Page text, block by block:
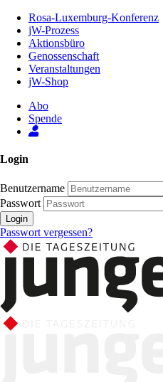
Inhalt
Seite
Rosa-Luxemburg-Konferenz
jW-Prozess
Aktionsbüro
Genossenschaft
Veranstaltungen
jW-Shop
Abo
Spende
Login
Benutzername
Passwort
Login
Passwort vergessen?